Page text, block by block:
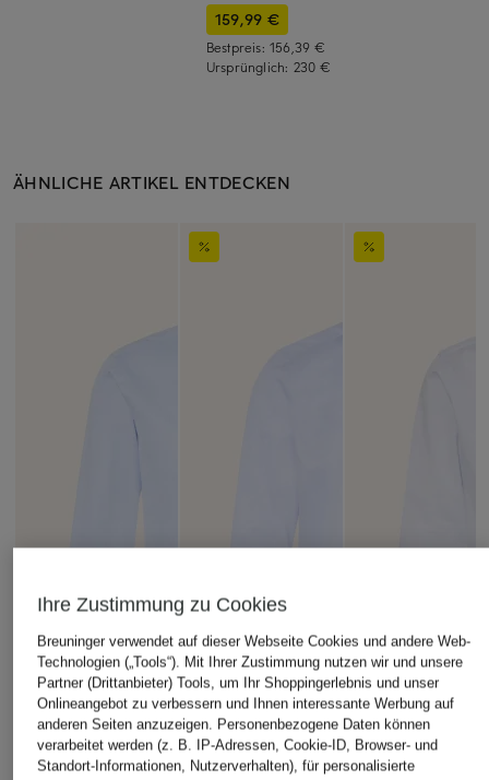
159,99 €
Bestpreis: 156,39 €
Ursprünglich: 230 €
ÄHNLICHE ARTIKEL ENTDECKEN
Ihre Zustimmung zu Cookies
Breuninger verwendet auf dieser Webseite Cookies und andere Web-
Technologien („Tools“). Mit Ihrer Zustimmung nutzen wir und unsere
Partner (Drittanbieter) Tools, um Ihr Shoppingerlebnis und unser
Onlineangebot zu verbessern und Ihnen interessante Werbung auf
anderen Seiten anzuzeigen. Personenbezogene Daten können
verarbeitet werden (z. B. IP-Adressen, Cookie-ID, Browser- und
Standort-Informationen, Nutzerverhalten), für personalisierte